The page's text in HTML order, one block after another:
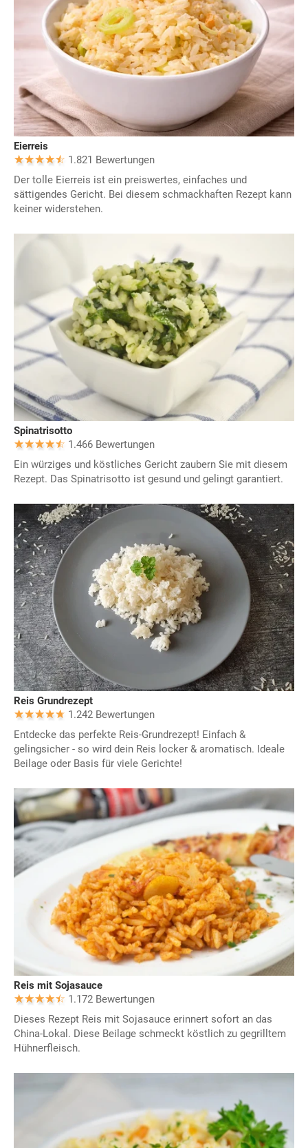
Eierreis
1.821 Bewertungen
Der tolle Eierreis ist ein preiswertes, einfaches und
sättigendes Gericht. Bei diesem schmackhaften Rezept kann
keiner widerstehen.
Spinatrisotto
1.466 Bewertungen
Ein würziges und köstliches Gericht zaubern Sie mit diesem
Rezept. Das Spinatrisotto ist gesund und gelingt garantiert.
Reis Grundrezept
1.242 Bewertungen
Entdecke das perfekte Reis-Grundrezept! Einfach &
gelingsicher - so wird dein Reis locker & aromatisch. Ideale
Beilage oder Basis für viele Gerichte!
Reis mit Sojasauce
1.172 Bewertungen
Dieses Rezept Reis mit Sojasauce erinnert sofort an das
China-Lokal. Diese Beilage schmeckt köstlich zu gegrilltem
Hühnerfleisch.